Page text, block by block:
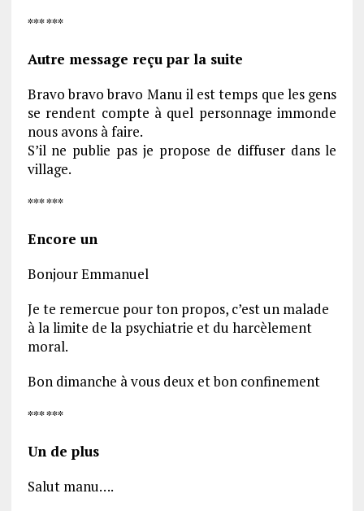
*** ***
Autre message reçu par la suite
Bravo bravo bravo Manu il est temps que les gens
se rendent compte à quel personnage immonde
nous avons à faire.
S’il ne publie pas je propose de diffuser dans le
village.
*** ***
Encore un
Bonjour Emmanuel
Je te remercue pour ton propos, c’est un malade
à la limite de la psychiatrie et du harcèlement
moral.
Bon dimanche à vous deux et bon confinement
*** ***
Un de plus
Salut manu….